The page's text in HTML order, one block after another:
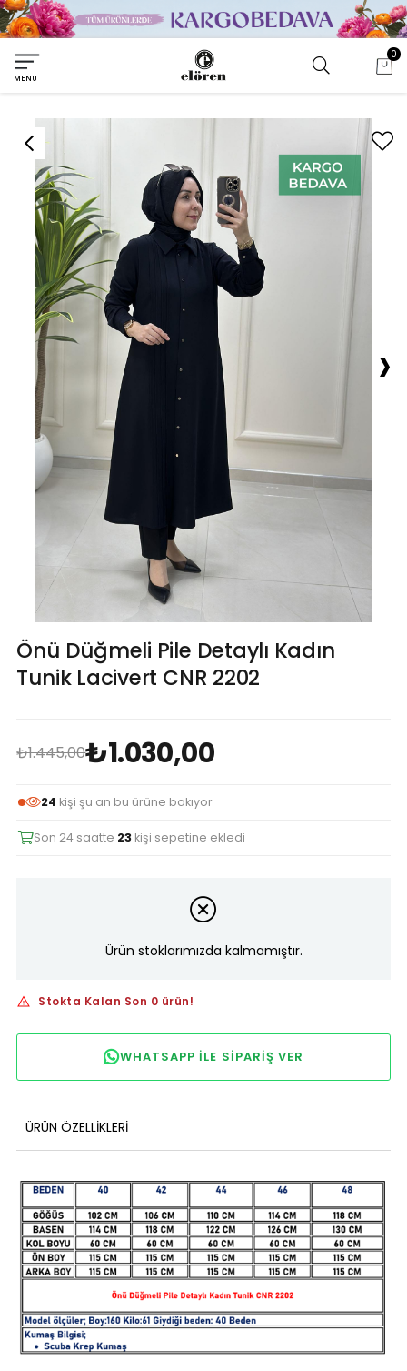
MENU
0
›
Önü Düğmeli Pile Detaylı Kadın
Tunik Lacivert CNR 2202
₺1.445,00₺1.030,00
24 kişi şu an bu ürüne bakıyor
Son 24 saatte 23 kişi sepetine ekledi
Ürün stoklarımızda kalmamıştır.
Stokta Kalan Son 0 ürün!
WHATSAPP ILE SIPARIŞ VER
ÜRÜN ÖZELLIKLERI